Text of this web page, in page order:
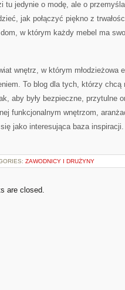
tu jedynie o modę, ale o
jak połączyć piękno z
w którym każdy mebel ma
wnętrz, w którym młodzieżowa
To blog dla tych, którzy
aby były bezpieczne, przytulne
funkcjonalnym wnętrzom,
jako interesująca baza inspiracji.
ZAWODNICY I DRUŻYNY
are closed.